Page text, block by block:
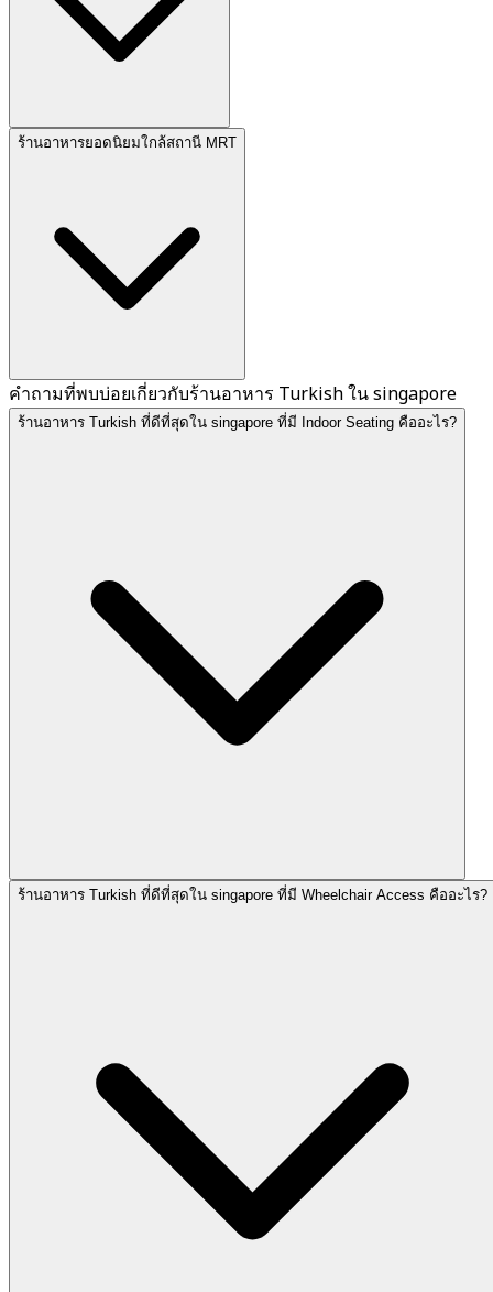
ร้านอาหารยอดนิยมใกล้สถานี MRT
คำถามที่พบบ่อยเกี่ยวกับร้านอาหาร Turkish ใน singapore
ร้านอาหาร Turkish ที่ดีที่สุดใน singapore ที่มี Indoor Seating คืออะไร?
ร้านอาหาร Turkish ที่ดีที่สุดใน singapore ที่มี Wheelchair Access คืออะไร?